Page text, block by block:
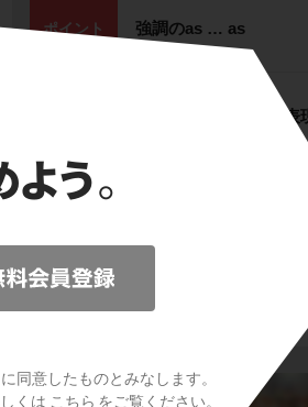
に同意したものとみなします。
くは こちら をご覧ください。
ポイント 強調のas … as
「できるだけ～」の表
「Aというよりはむし
t so much A as B / B
「Nothing is ～」「
… is ～」で始まる比較